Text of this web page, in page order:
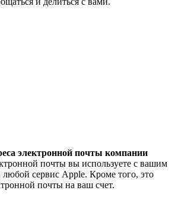
электронной почты компании
почты вы используете с вашим
любой сервис Apple. Кроме того, это
почты на ваш счет.